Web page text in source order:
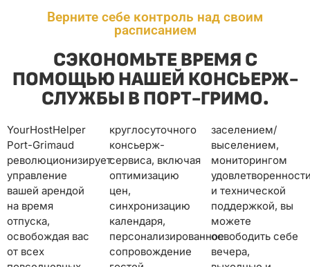
Верните себе контроль над своим
расписанием
СЭКОНОМЬТЕ ВРЕМЯ С
ПОМОЩЬЮ НАШЕЙ КОНСЬЕРЖ-
СЛУЖБЫ В ПОРТ-ГРИМО.
YourHostHelper
Port-Grimaud
революционизирует
управление
вашей арендой
на время
отпуска,
освобождая вас
от всех
круглосуточного
консьерж-
сервиса, включая
оптимизацию
цен,
синхронизацию
календаря,
персонализированное
сопровождение
заселением/
выселением,
мониторингом
удовлетворенности
и технической
поддержкой, вы
можете
освободить себе
вечера,